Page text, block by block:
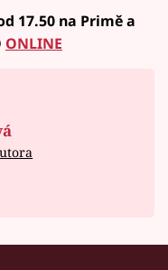
17.50 na Primě a
ONLINE